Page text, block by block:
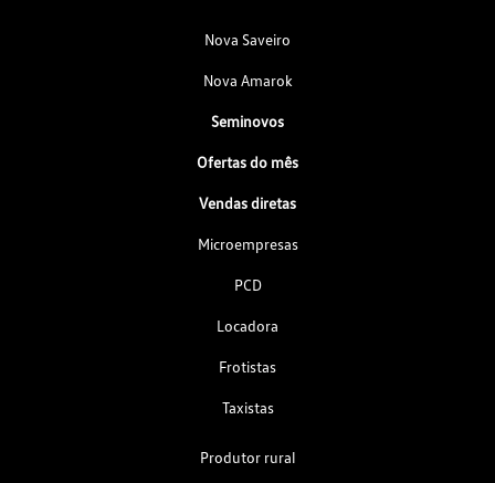
Nova Saveiro
Nova Amarok
Seminovos
Ofertas do mês
Vendas diretas
Microempresas
PCD
Locadora
Frotistas
Taxistas
Produtor rural